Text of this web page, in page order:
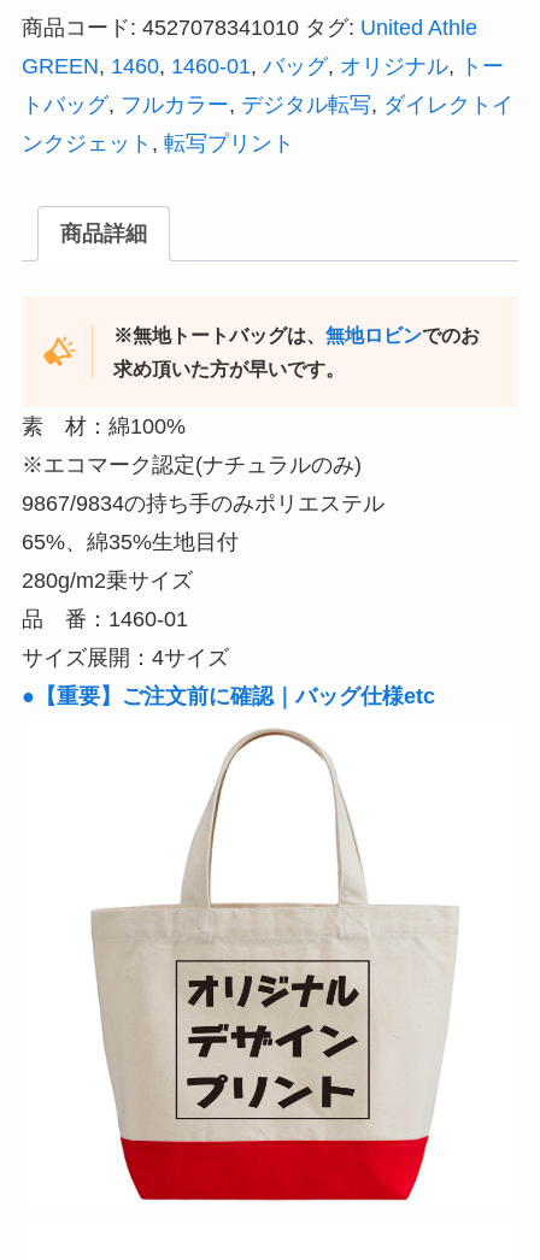
グ
ス
タ
ム
メ
イ
ド）/
ト
ー
商品コード: 4527078341010 タグ: United Athle
GREEN, 1460, 1460-01, バッグ, オリジナル,
トー
トバッグ, フルカラー, デジタル転写, ダイレクトイ
ンクジェット , 転写プリント
商品詳細
※無地トートバッグは、無地ロビンでのお
求め頂いた方が早いです。
素 材：綿100%
※エコマーク認定(ナチュラルのみ)
9867/9834の持ち手のみポリエステル
65%、綿35%生地目付
280g/m2乗サイズ
品 番：1460-01
サイズ展開：4サイズ
●【重要】ご注文前に確認｜バッグ仕様etc